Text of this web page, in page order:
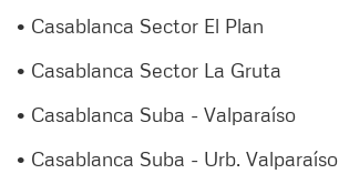
• Casablanca Sector El Plan
• Casablanca Sector La Gruta
• Casablanca Suba - Valparaíso
• Casablanca Suba - Urb. Valparaíso